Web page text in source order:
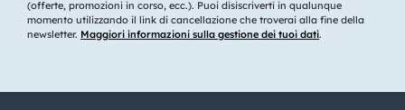
(offerte, promozioni in corso, ecc.). Puoi disiscriverti in qualunque
momento utilizzando il link di cancellazione che troverai alla fine della
newsletter. Maggiori informazioni sulla gestione dei tuoi dati.